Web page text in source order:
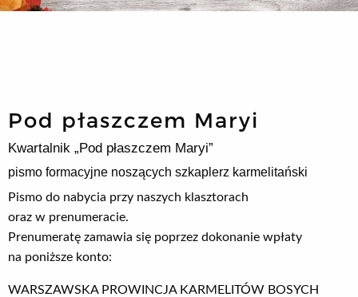
Pod płaszczem Maryi
Kwartalnik „Pod płaszczem Maryi”
pismo formacyjne noszących szkaplerz karmelitański
Pismo do nabycia przy naszych klasztorach
oraz w prenumeracie.
Prenumeratę zamawia się poprzez dokonanie wpłaty
na poniższe konto:
WARSZAWSKA PROWINCJA KARMELITÓW BOSYCH